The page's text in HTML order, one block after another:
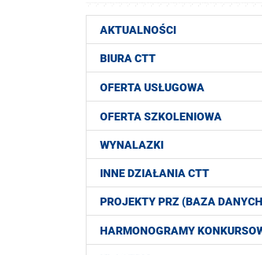
AKTUALNOŚCI
BIURA CTT
OFERTA USŁUGOWA
OFERTA SZKOLENIOWA
WYNALAZKI
INNE DZIAŁANIA CTT
PROJEKTY PRZ (BAZA
HARMONOGRAMY